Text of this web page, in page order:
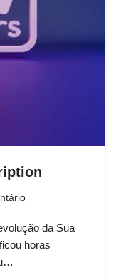
da Sua
horas